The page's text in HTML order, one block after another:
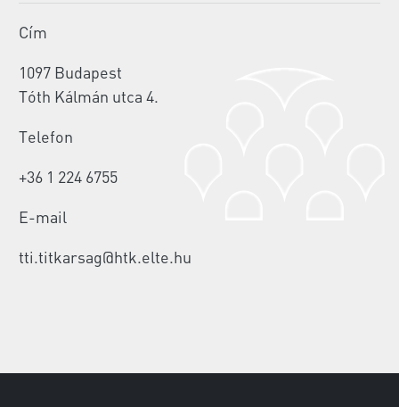
Cím
1097 Budapest
Tóth Kálmán utca 4.
Telefon
+36 1 224 6755
E-mail
tti.titkarsag@htk.elte.hu